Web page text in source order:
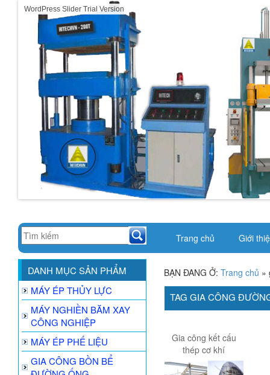
WordPress Slider Trial Version
Trang chủ Giới
DANH MỤC SẢN PHẨM
MÁY ÉP THỦY LỰC
MÁY NGHIỀN BĂM XAY
CÔNG NGHIỆP
MÁY ÉP PHẾ LIỆU
GIA CÔNG BỒN BỂ
BẠN ĐANG Ở:Trang chủ »
TAG GIA CÔNG
Gia công kết cấu
thép cơ khí